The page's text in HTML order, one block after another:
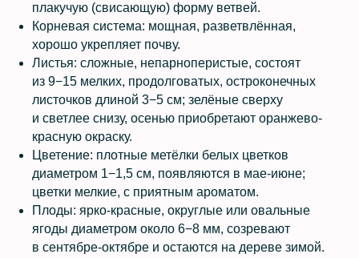
плакучую (свисающую) форму ветвей.
Корневая система: мощная, разветвлённая,
хорошо укрепляет почву.
Листья: сложные, непарноперистые, состоят
из 9−15 мелких, продолговатых, остроконечных
листочков длиной 3−5 см; зелёные сверху
и светлее снизу, осенью приобретают оранжево-
красную окраску.
Цветение: плотные метёлки белых цветков
диаметром 1−1,5 см, появляются в мае-июне;
цветки мелкие, с приятным ароматом.
Плоды: ярко-красные, округлые или овальные
ягоды диаметром около 6−8 мм, созревают
в сентябре-октябре и остаются на дереве зимой.